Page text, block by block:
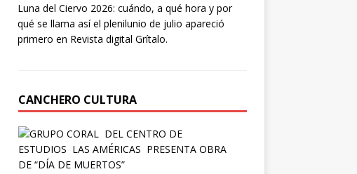
Luna del Ciervo 2026: cuándo, a qué hora y por
qué se llama así el plenilunio de julio apareció
primero en Revista digital Grítalo.
CANCHERO CULTURA